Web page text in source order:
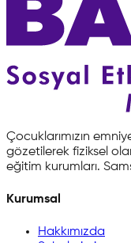
Çocuklarımızın
gözetilerek fiziksel
eğitim kurumları.
Kurumsal
Hakkımızda